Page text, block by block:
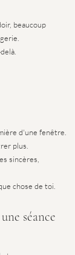
beaucoup
d'une fenêtre.
plus.
sincères,
chose de toi.
séance